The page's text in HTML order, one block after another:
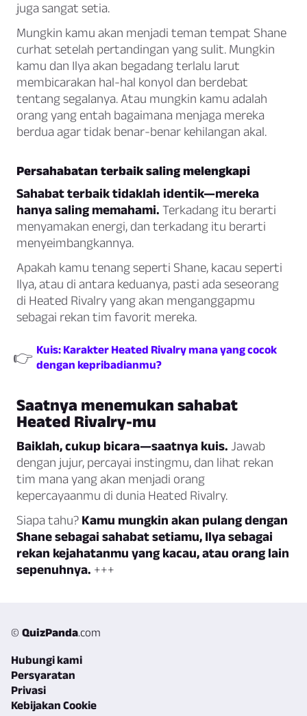
juga sangat setia.
Mungkin kamu akan menjadi teman tempat Shane
curhat setelah pertandingan yang sulit. Mungkin
kamu dan Ilya akan begadang terlalu larut
membicarakan hal-hal konyol dan berdebat
tentang segalanya. Atau mungkin kamu adalah
orang yang entah bagaimana menjaga mereka
berdua agar tidak benar-benar kehilangan akal.
Persahabatan terbaik saling melengkapi
Sahabat terbaik tidaklah identik—mereka
hanya saling memahami. Terkadang itu berarti
menyamakan energi, dan terkadang itu berarti
menyeimbangkannya.
Apakah kamu tenang seperti Shane, kacau seperti
Ilya, atau di antara keduanya, pasti ada seseorang
di Heated Rivalry yang akan menganggapmu
sebagai rekan tim favorit mereka.
👉 Kuis: Karakter Heated Rivalry mana yang cocok
dengan kepribadianmu?
Saatnya menemukan sahabat
Heated Rivalry-mu
Baiklah, cukup bicara—saatnya kuis. Jawab
dengan jujur, percayai instingmu, dan lihat rekan
tim mana yang akan menjadi orang
kepercayaanmu di dunia Heated Rivalry.
Siapa tahu? Kamu mungkin akan pulang dengan
Shane sebagai sahabat setiamu, Ilya sebagai
rekan kejahatanmu yang kacau, atau orang lain
sepenuhnya. +++
© QuizPanda.com
Hubungi kami
Persyaratan
Privasi
Kebijakan Cookie